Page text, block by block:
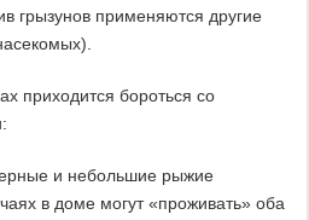
грызунов применяются другие
приходится бороться со
и небольшие рыжие
в доме могут «проживать» оба